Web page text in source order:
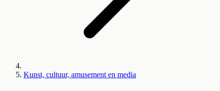
Kunst, cultuur, amusement en media